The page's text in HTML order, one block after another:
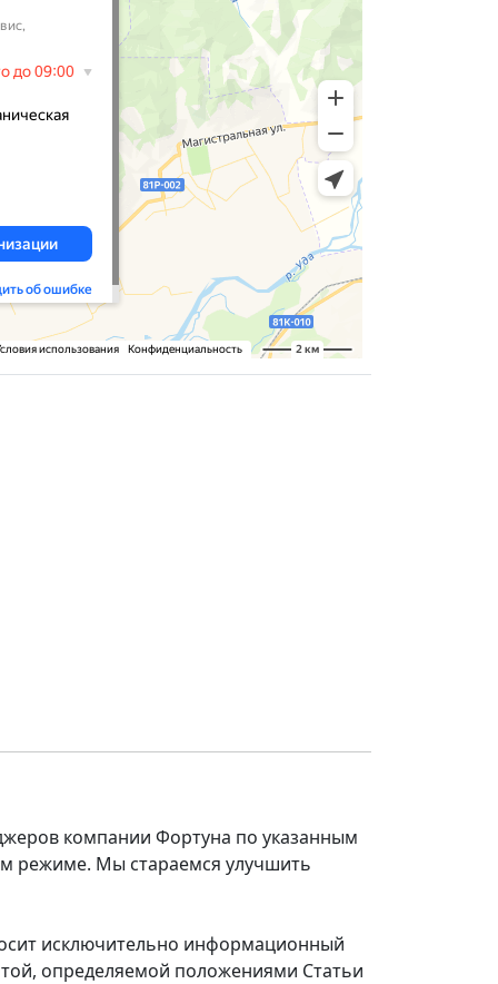
компании Фортуна по указанным
режиме. Мы стараемся улучшить
исключительно информационный
определяемой положениями Статьи